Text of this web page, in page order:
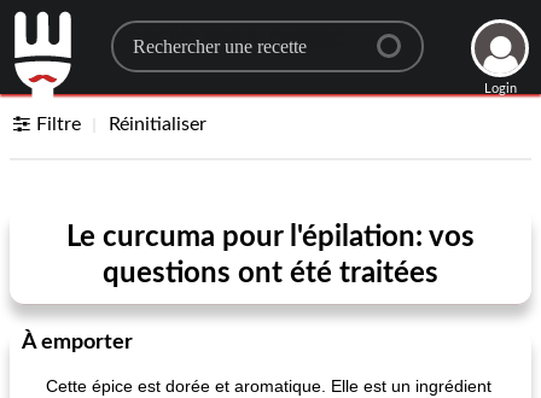
Search for a recipe
Login
Filtre Réinitialiser
Le curcuma pour l'épilation: vos
questions ont été traitées
À emporter
Cette épice est dorée et aromatique. Elle est un ingrédient